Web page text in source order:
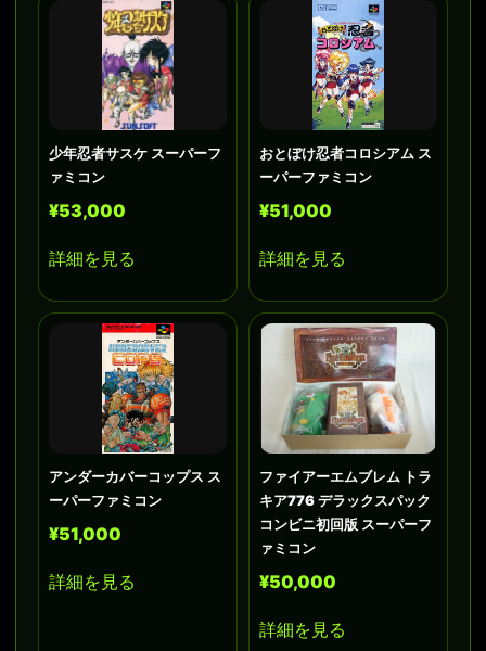
少年忍者サスケ スーパーフ
ァミコン
¥53,000
詳細を見る
おとぼけ忍者コロシアム ス
ーパーファミコン
¥51,000
詳細を見る
アンダーカバーコップス ス
ーパーファミコン
¥51,000
詳細を見る
ファイアーエムブレム トラ
キア776 デラックスパック
コンビニ初回版 スーパーフ
ァミコン
¥50,000
詳細を見る